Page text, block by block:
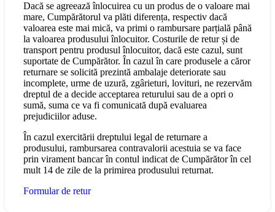
Dacă se agreează înlocuirea cu un produs de o valoare mai
mare, Cumpărătorul va plăti diferența, respectiv dacă
valoarea este mai mică, va primi o rambursare parțială până
la valoarea produsului înlocuitor. Costurile de retur și de
transport pentru produsul înlocuitor, dacă este cazul, sunt
suportate de Cumpărător. În cazul în care produsele a căror
returnare se solicită prezintă ambalaje deteriorate sau
incomplete, urme de uzură, zgârieturi, lovituri, ne rezervăm
dreptul de a decide acceptarea returului sau de a opri o
sumă, suma ce va fi comunicată după evaluarea
prejudiciilor aduse.
În cazul exercitării dreptului legal de returnare a
produsului, rambursarea contravalorii acestuia se va face
prin virament bancar în contul indicat de Cumpărător în cel
mult 14 de zile de la primirea produsului returnat.
Formular de retur